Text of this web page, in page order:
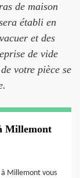
de maison
établi en
et des
de vide
votre pièce se
Millemont
à Millemont vous